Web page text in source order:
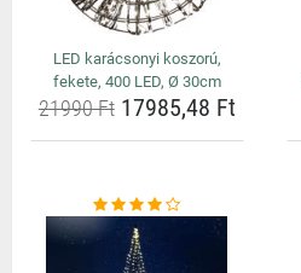
LED karácsonyi koszorú,
fekete, 400 LED, Ø 30cm
21990 Ft17985,48 Ft